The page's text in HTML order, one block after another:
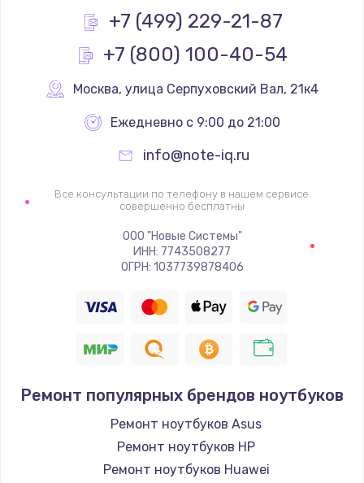
+7 (499) 229-21-87
+7 (800) 100-40-54
Москва, улица Серпуховский Вал, 21к4
Ежедневно с 9:00 до 21:00
info@note-iq.ru
Все консультации по телефону в нашем сервисе
совершенно бесплатны
ООО "Новые Системы"
ИНН: 7743508277
ОГРН: 1037739878406
Ремонт популярных брендов ноутбуков
Ремонт ноутбуков Asus
Ремонт ноутбуков HP
Ремонт ноутбуков Huawei